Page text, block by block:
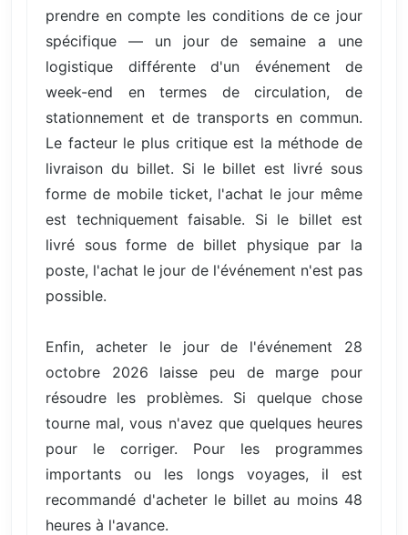
prendre en compte les conditions de ce jour
spécifique — un jour de semaine a une
logistique différente d'un événement de
week-end en termes de circulation, de
stationnement et de transports en commun.
Le facteur le plus critique est la méthode de
livraison du billet. Si le billet est livré sous
forme de mobile ticket, l'achat le jour même
est techniquement faisable. Si le billet est
livré sous forme de billet physique par la
poste, l'achat le jour de l'événement n'est pas
possible.
Enfin, acheter le jour de l'événement 28
octobre 2026 laisse peu de marge pour
résoudre les problèmes. Si quelque chose
tourne mal, vous n'avez que quelques heures
pour le corriger. Pour les programmes
importants ou les longs voyages, il est
recommandé d'acheter le billet au moins 48
heures à l'avance.